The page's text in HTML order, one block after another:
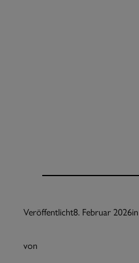
Veröffentlicht8. Februar 2026in
von